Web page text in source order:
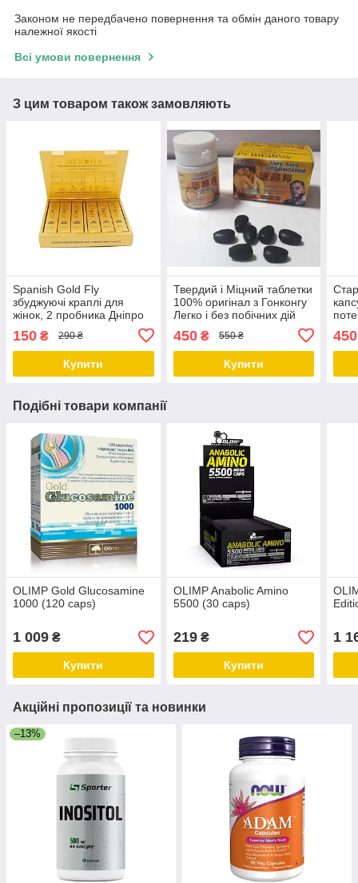
Законом не передбачено повернення та обмін даного товару
належної якості
Всі умови повернення
З цим товаром також замовляють
Spanish Gold Fly
збуджуючі краплі для
жінок, 2 пробника Дніпро
150 ₴ 290 ₴
Купити
Твердий і Міцний таблетки
100% оригінал з Гонконгу
Легко і без побічних дій
450₴ 550 ₴
Купити
450
Подібні товари компанії
OLIMP Gold Glucosamine
1000 (120 caps)
1 009 ₴
Купити
OLIMP Anabolic Amino
5500 (30 caps)
219₴
Купити
1
Акційні пропозиції та новинки
–13%